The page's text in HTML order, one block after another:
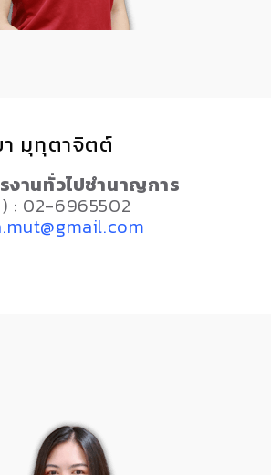
มุทุตาจิตต์
งานทั่วไปชำนาญการ
: 02-6965502